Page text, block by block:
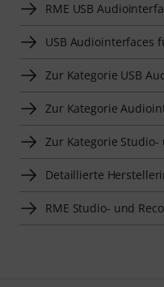
RME USB
USB Audiointerfaces
Zur Kategorie USB
Zur Kategorie
Zur Kategorie
Detaillierte
RME Studio- und